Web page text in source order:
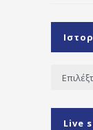
Ιστορικό
Live